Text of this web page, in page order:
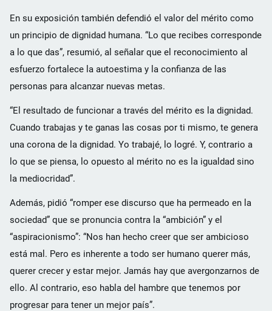
En su exposición también defendió el valor del mérito como
un principio de dignidad humana. “Lo que recibes corresponde
a lo que das”, resumió, al señalar que el reconocimiento al
esfuerzo fortalece la autoestima y la confianza de las
personas para alcanzar nuevas metas.
“El resultado de funcionar a través del mérito es la dignidad.
Cuando trabajas y te ganas las cosas por ti mismo, te genera
una corona de la dignidad. Yo trabajé, lo logré. Y, contrario a
lo que se piensa, lo opuesto al mérito no es la igualdad sino
la mediocridad”.
Además, pidió “romper ese discurso que ha permeado en la
sociedad” que se pronuncia contra la “ambición” y el
“aspiracionismo”: “Nos han hecho creer que ser ambicioso
está mal. Pero es inherente a todo ser humano querer más,
querer crecer y estar mejor. Jamás hay que avergonzarnos de
ello. Al contrario, eso habla del hambre que tenemos por
progresar para tener un mejor país”.